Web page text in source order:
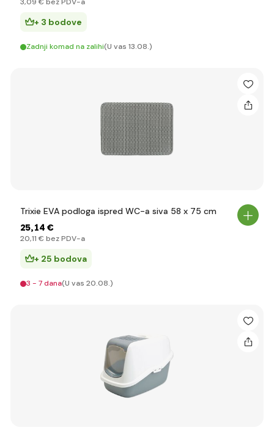
+ 3 bodove
Zadnji komad na zalihi(U vas 13.08.)
Trixie EVA podloga ispred WC-a siva 58 x 75 cm
25,14 €
20,11 € bez PDV-a
+ 25 bodova
3 - 7 dana(U vas 20.08.)